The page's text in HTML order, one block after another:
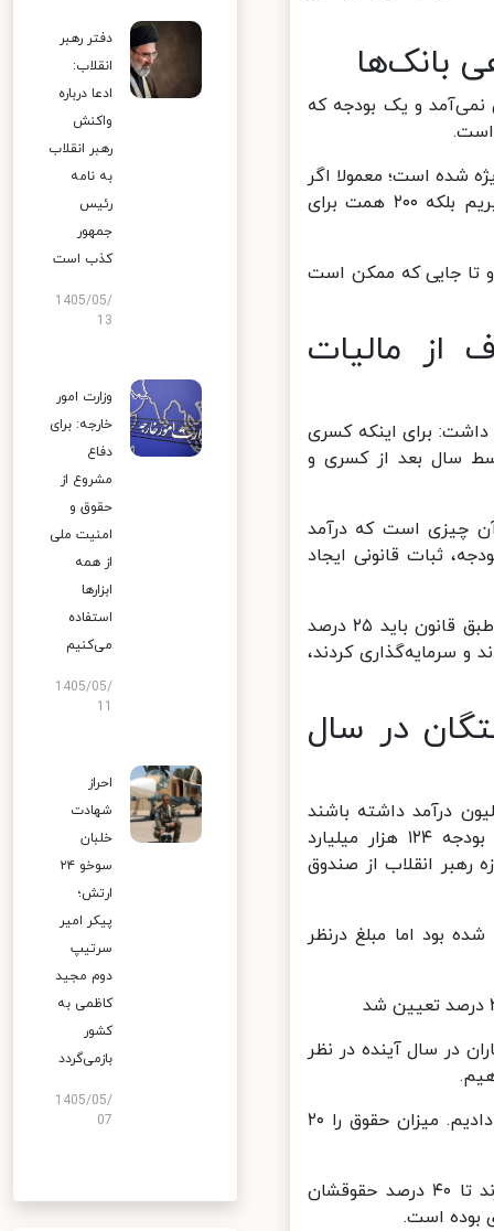
صندوق نمی‌آمد و یک بودجه که
و بورس توجه ویژه شده است؛ معمولا اگر
دولت پول کم می‌آورد از بانک قرض می‌گرفت اما ما نه تنها قرض نمی‌گیریم بلکه ۲۰۰ همت برای
تا جایی که ممکن است
معاف از مالیات
برای اینکه کسری
سال بعد از کسری و
چیزی است که درآمد
ثبات قانونی ایجاد
پزشکیان ادامه داد: در ارتباط با مالیات و بنگاه‌هایی که در بورس هستند، طبق قانون باید ۲۵ درصد
کردند و سرمایه‌گذاری کردند،
در سال
کسبه مانند حقوق بگیران اگر بیشتر از ۲۴ میلیون درآمد داشته باشند
مالیات اخذ خواهد شد، افزود: در ارتباط با گندم و نهاده‌های دامی، در بودجه ۱۲۴ هزار میلیارد
با اجازه رهبر انقلاب از صندوق
درنظر گرفته شده بود اما مبلغ درنظر
گندم کاران در سال آینده در نظر
رئیس جمهور افزود: در ارتباط با عدالت، آنچه از دستمان برمی‌آمد انجام دادیم. میزان حقوق را ۲۰
پزشکیان گفت: کسانی که هزینه بیشتری دارند، اهل و عیال بیشتری دارند تا ۴۰ درصد حقوقشان
است.
دفتر رهبر
انقلاب:
ادعا درباره
واکنش
رهبر انقلاب
به نامه
رئیس
جمهور
کذب است
1405/05/
13
وزارت امور
خارجه: برای
دفاع
مشروع از
حقوق و
امنیت ملی
از همه
ابزارها
استفاده
می‌کنیم
1405/05/
احراز
شهادت
خلبان
سوخو ۲۴
ارتش؛
پیکر امیر
سرتیپ
دوم مجید
کاظمی به
کشور
بازمی‌گردد
1405/05/
07